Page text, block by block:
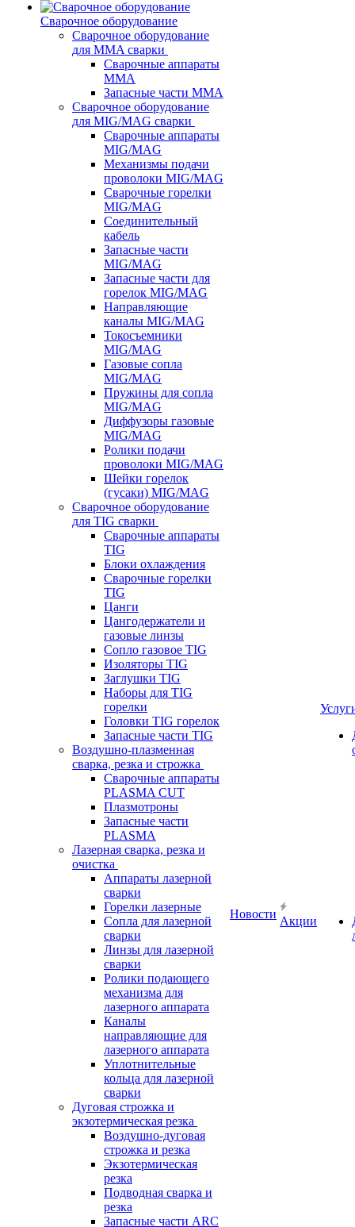
Сварочное оборудование
Сварочное оборудование
для MMA сварки
Сварочные аппараты
MMA
Запасные части MMA
Сварочное оборудование
для MIG/MAG сварки
Сварочные аппараты
MIG/MAG
Механизмы подачи
проволоки MIG/MAG
Сварочные горелки
MIG/MAG
Соединительный
кабель
Запасные части
MIG/MAG
Запасные части для
горелок MIG/MAG
Направляющие
каналы MIG/MAG
Токосъемники
MIG/MAG
Газовые сопла
MIG/MAG
Пружины для сопла
MIG/MAG
Диффузоры газовые
MIG/MAG
Ролики подачи
проволоки MIG/MAG
Шейки горелок
(гусаки) MIG/MAG
Сварочное оборудование
для TIG сварки
Сварочные аппараты
TIG
Блоки охлаждения
Сварочные горелки
TIG
Цанги
Цангодержатели и
газовые линзы
Сопло газовое TIG
Изоляторы TIG
Заглушки TIG
Наборы для TIG
горелки
Головки TIG горелок
Запасные части TIG
Воздушно-плазменная
сварка, резка и строжка
Сварочные аппараты
PLASMA CUT
Плазмотроны
Запасные части
PLASMA
Лазерная сварка, резка и
очистка
Аппараты лазерной
сварки
Горелки лазерные
Сопла для лазерной
сварки
Линзы для лазерной
сварки
Ролики подающего
механизма для
лазерного аппарата
Каналы
направляющие для
лазерного аппарата
Уплотнительные
кольца для лазерной
сварки
Дуговая строжка и
экзотермическая резка
Воздушно-дуговая
строжка и резка
Экзотермическая
резка
Подводная сварка и
резка
Запасные части ARC
Новости
Акции